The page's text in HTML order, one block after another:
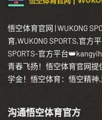
悟空体育官网 | WUKONG
育,WUKONG SPORTS,官方
SPORTS-官方平台
青春飞扬！悟空体育官网
学金！悟空体育：悟空精神
沟通悟空体育官方